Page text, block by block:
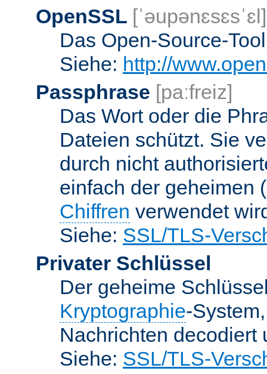
OpenSSL [ˈəupənɛsɛsˈɛl]
Das Open-Source-
Siehe: http://
Passphrase [paːfreiz]
Das Wort oder die
Dateien schützt. Sie
durch nicht
einfach der geheimen
Chiffren verwendet
Siehe: SSL/TLS-
Privater Schlüssel
Der geheime
Kryptographie-
Nachrichten decodiert
Siehe: SSL/TLS-